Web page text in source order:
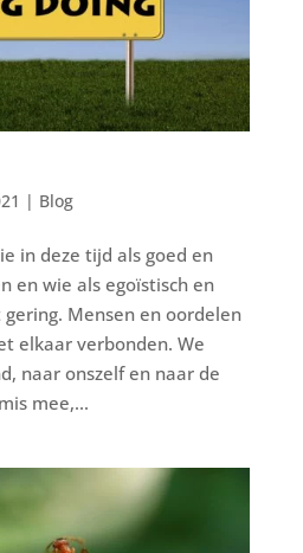
| Blog
in deze tijd als goed en
en wie als egoïstisch en
Mensen en oordelen
elkaar verbonden. We
naar onszelf en naar de
mee,...